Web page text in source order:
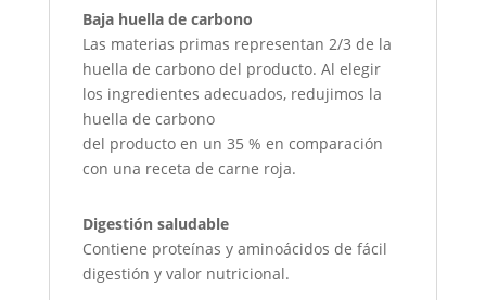
Baja huella de carbono
Las materias primas representan 2/3 de la
huella de carbono del producto. Al elegir
los ingredientes adecuados, redujimos la
huella de carbono
del producto en un 35 % en comparación
con una receta de carne roja.
Digestión saludable
Contiene proteínas y aminoácidos de fácil
digestión y valor nutricional.